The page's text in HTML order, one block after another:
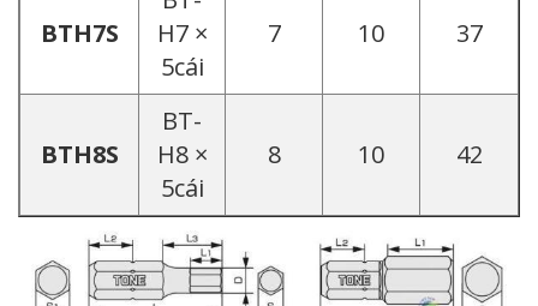
BTH7S
H7 ×
5cái
7 10 37
BTH8S
BT-
H8 ×
5cái
8 10 42